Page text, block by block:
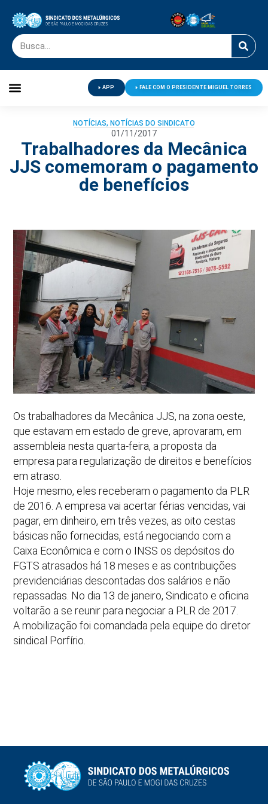
APP FALE COM O PRESIDENTE MIGUEL TORRES
NOTÍCIAS, NOTÍCIAS DO SINDICATO
01/11/2017
Trabalhadores da Mecânica
JJS comemoram o pagamento
de benefícios
Os trabalhadores da Mecânica JJS, na zona oeste,
que estavam em estado de greve, aprovaram, em
assembleia nesta quarta-feira, a proposta da
empresa para regularização de direitos e benefícios
em atraso.
Hoje mesmo, eles receberam o pagamento da PLR
de 2016. A empresa vai acertar férias vencidas, vai
pagar, em dinheiro, em três vezes, as oito cestas
básicas não fornecidas, está negociando com a
Caixa Econômica e com o INSS os depósitos do
FGTS atrasados há 18 meses e as contribuições
previdenciárias descontadas dos salários e não
repassadas. No dia 13 de janeiro, Sindicato e oficina
voltarão a se reunir para negociar a PLR de 2017.
A mobilização foi comandada pela equipe do diretor
sindical Porfírio.